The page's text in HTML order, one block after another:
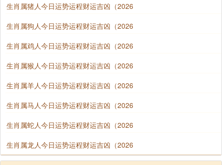
生肖属猪人今日运势运程财运吉凶（2026
生肖属狗人今日运势运程财运吉凶（2026
生肖属鸡人今日运势运程财运吉凶（2026
生肖属猴人今日运势运程财运吉凶（2026
生肖属羊人今日运势运程财运吉凶（2026
生肖属马人今日运势运程财运吉凶（2026
生肖属蛇人今日运势运程财运吉凶（2026
生肖属龙人今日运势运程财运吉凶（2026